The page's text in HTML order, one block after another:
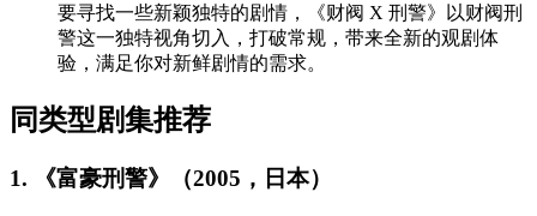
要寻找一些新颖独特的剧情，《财阀 X 刑警》以财阀刑
警这一独特视角切入，打破常规，带来全新的观剧体
验，满足你对新鲜剧情的需求。
同类型剧集推荐
1. 《富豪刑警》（2005，日本）